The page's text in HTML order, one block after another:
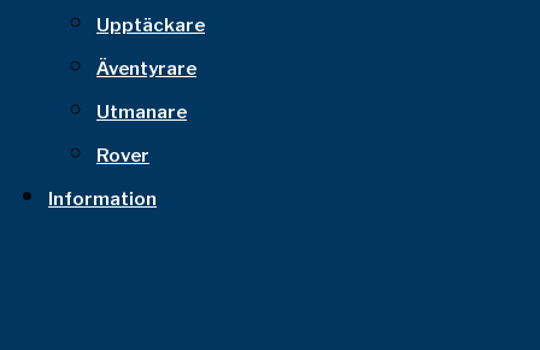
Upptäckare
Äventyrare
Utmanare
Rover
Information